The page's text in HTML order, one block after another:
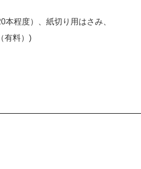
程度）、紙切り用はさみ、
有料）)